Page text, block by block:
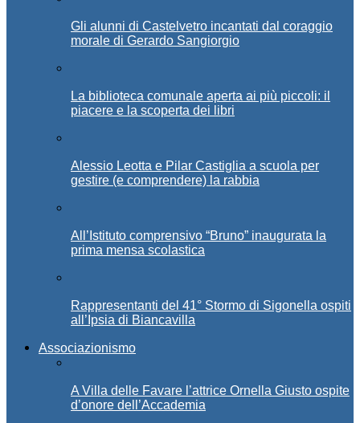
Gli alunni di Castelvetro incantati dal coraggio
morale di Gerardo Sangiorgio
La biblioteca comunale aperta ai più piccoli: il
piacere e la scoperta dei libri
Alessio Leotta e Pilar Castiglia a scuola per
gestire (e comprendere) la rabbia
All’Istituto comprensivo “Bruno” inaugurata la
prima mensa scolastica
Rappresentanti del 41° Stormo di Sigonella ospiti
all’Ipsia di Biancavilla
Associazionismo
A Villa delle Favare l’attrice Ornella Giusto ospite
d’onore dell’Accademia